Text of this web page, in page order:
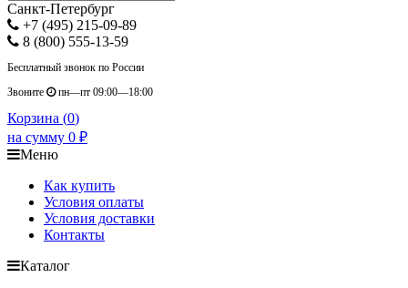
Санкт-Петербург
+7 (495) 215-09-89
8 (800) 555-13-59
Бесплатный звонок по России
Звоните
пн—пт 09:00—18:00
Корзина (0)
на сумму 0 ₽
Меню
Как купить
Условия оплаты
Условия доставки
Контакты
Каталог